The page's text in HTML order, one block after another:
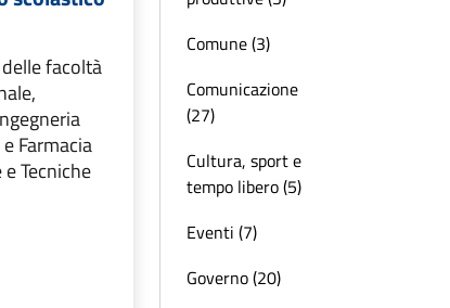
facoltà
Farmacia
Tecniche
Comune (3)
Comunicazione
(27)
Cultura, sport e
tempo libero (5)
Eventi (7)
Governo (20)